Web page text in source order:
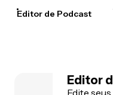
Editor de Podcast
Editor